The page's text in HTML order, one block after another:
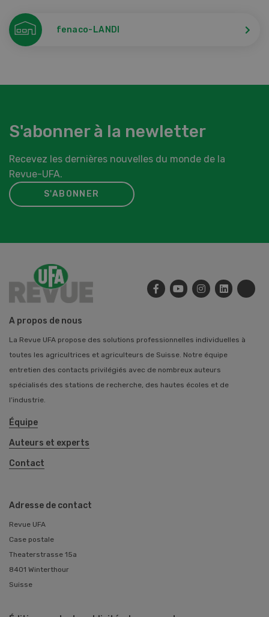
fenaco-LANDI
S'abonner à la newletter
Recevez les dernières nouvelles du monde de la
Revue-UFA.
S'ABONNER
A propos de nous
La Revue UFA propose des solutions professionnelles individuelles à
toutes les agricultrices et agriculteurs de Suisse. Notre équipe
entretien des contacts privilégiés avec de nombreux auteurs
spécialisés des stations de recherche, des hautes écoles et de
l’industrie.
Équipe
Auteurs et experts
Contact
Adresse de contact
Revue UFA
Case postale
Theaterstrasse 15a
8401 Winterthour
Suisse